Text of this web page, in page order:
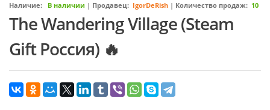
Наличие: В наличии | Продавец: IgorDeRish | Количество продаж: 10
The Wandering Village (Steam
Gift Россия) 🔥